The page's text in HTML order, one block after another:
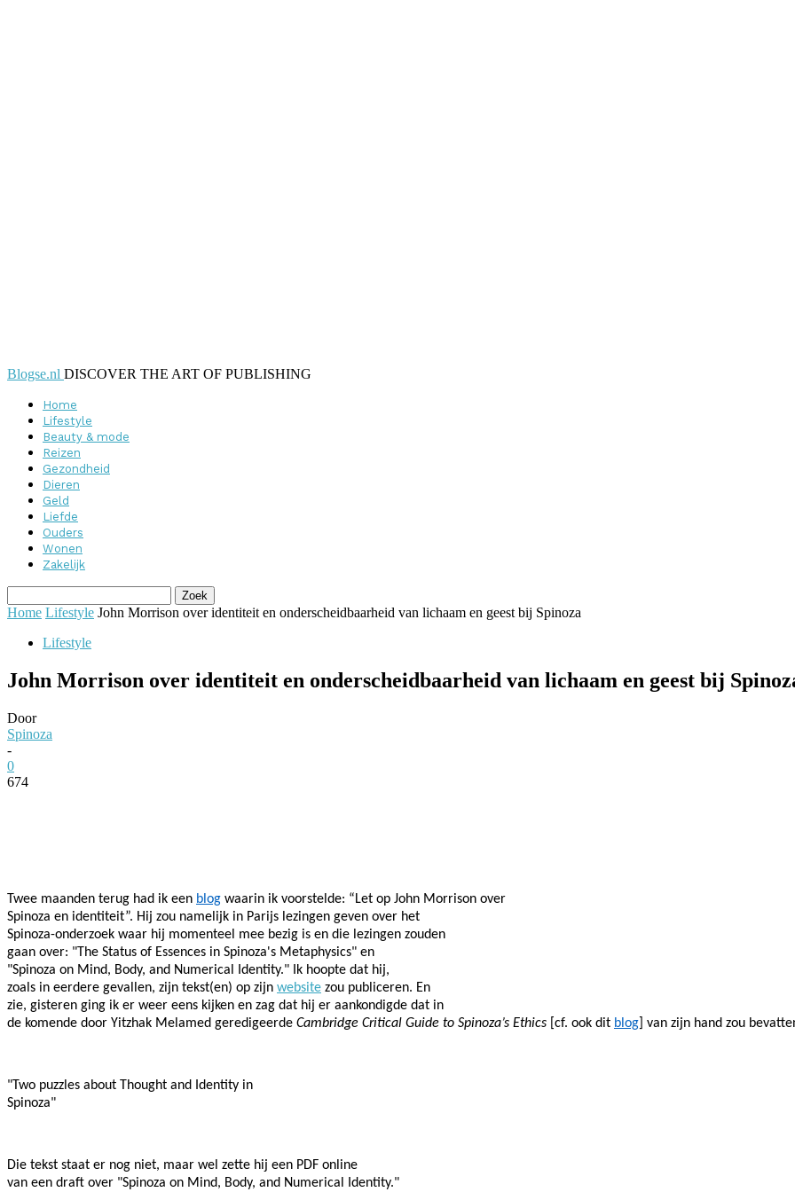
Blogse.nl DISCOVER THE ART OF PUBLISHING
Home
Lifestyle
Beauty & mode
Reizen
Gezondheid
Dieren
Geld
Liefde
Ouders
Wonen
Zakelijk
Home Lifestyle John Morrison over identiteit en onderscheidbaarheid van lichaam en geest bij Spinoza
Lifestyle
John Morrison over identiteit en onderscheidbaarheid van lichaam en geest bij
Door
Spinoza
-
0
674
Twee maanden terug had ik een blog waarin ik voorstelde: “Let op John Morrison over
Spinoza en identiteit”. Hij zou namelijk in Parijs lezingen geven over het
Spinoza-onderzoek waar hij momenteel mee bezig is en die lezingen zouden
gaan over: "The Status of Essences in Spinoza's Metaphysics" en
"Spinoza on Mind, Body, and Numerical Identity." Ik hoopte dat hij,
zoals in eerdere gevallen, zijn tekst(en) op zijn website zou publiceren. En
zie, gisteren ging ik er weer eens kijken en zag dat hij er aankondigde dat in
de komende door Yitzhak Melamed geredigeerde Cambridge Critical Guide to Spinoza’s Ethics [cf. ook dit blog ] van zijn hand zou
"Two puzzles about Thought and Identity in
Spinoza"
Die tekst staat er nog niet, maar wel zette hij een PDF online
van een draft over "Spinoza on Mind, Body, and Numerical Identity."